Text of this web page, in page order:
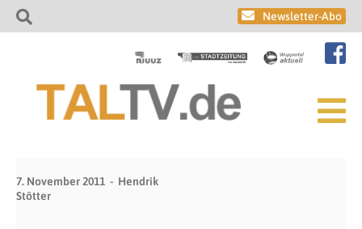
Newsletter-Abo
7. November 2011
Hendrik
Stötter